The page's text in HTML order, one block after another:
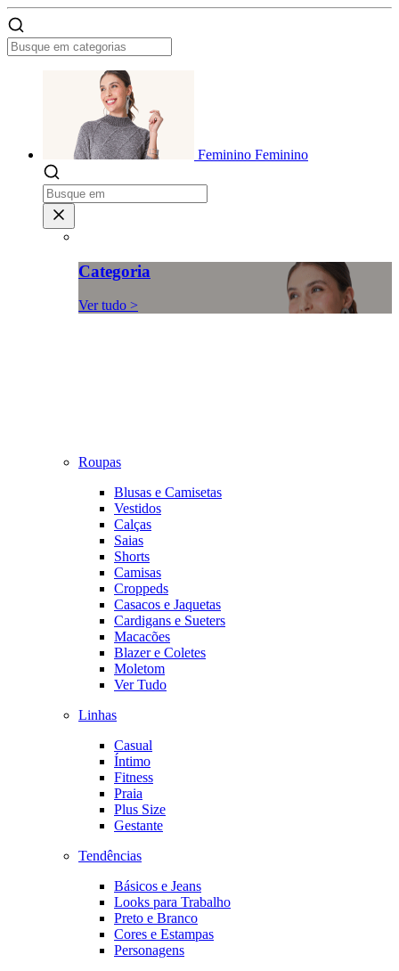
Feminino Feminino
Categoria
Ver tudo >
Roupas
Blusas e Camisetas
Vestidos
Calças
Saias
Shorts
Camisas
Croppeds
Casacos e Jaquetas
Cardigans e Sueters
Macacões
Blazer e Coletes
Moletom
Ver Tudo
Linhas
Casual
Íntimo
Fitness
Praia
Plus Size
Gestante
Tendências
Básicos e Jeans
Looks para Trabalho
Preto e Branco
Cores e Estampas
Personagens